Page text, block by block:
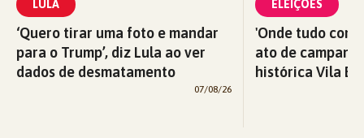
LULA
‘Quero tirar uma foto e mandar
para o Trump’, diz Lula ao ver
dados de desmatamento
07/08/26
ELEIÇÕES
'Onde tudo
ato de
histórica Vila